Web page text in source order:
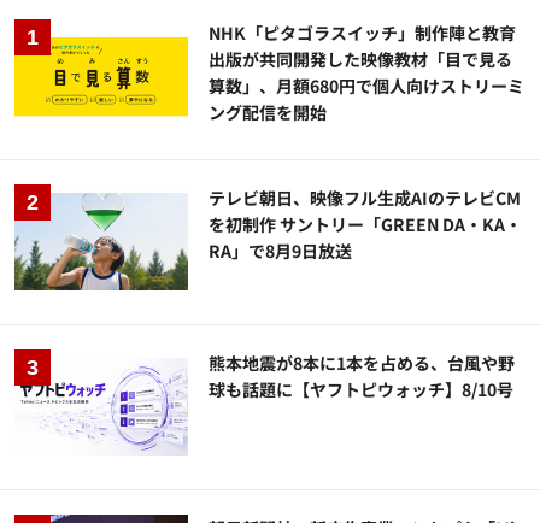
NHK「ピタゴラスイッチ」制作陣と教育
出版が共同開発した映像教材「目で見る
算数」、月額680円で個人向けストリーミ
ング配信を開始
テレビ朝日、映像フル生成AIのテレビCM
を初制作 サントリー「GREEN DA・KA・
RA」で8月9日放送
熊本地震が8本に1本を占める、台風や野
球も話題に【ヤフトピウォッチ】8/10号